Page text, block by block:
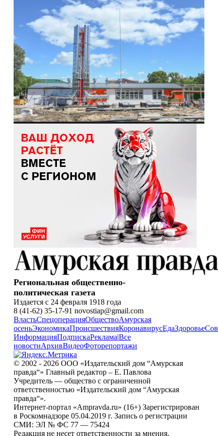
Региональная общественно-
политическая газета
Издается с 24 февраля 1918 года
8 (41-62) 35-17-91 novostiap@gmail.com
ВластьСпецоперацияОбществоАмурская
осеньЭкономикаПроисшествияКоронавирусЕдаЗдоровье
ИнформацияПодпискаРеклама|Все
новостиАрхивВидеоФоторепортажи
© 2002 - 2026 ООО «Издательский дом “Амурская
правда“» Главный редактор – Е. Павлова
Учредитель — общество с ограниченной
ответственностью «Издательский дом “Амурская
правда“».
Интернет-портал «Ampravda.ru» (16+) Зарегистрирован
в Роскомнадзоре 05.04.2019 г. Запись о регистрации
СМИ: ЭЛ № ФС 77 — 75424
Редакция не несет ответственности за мнения,